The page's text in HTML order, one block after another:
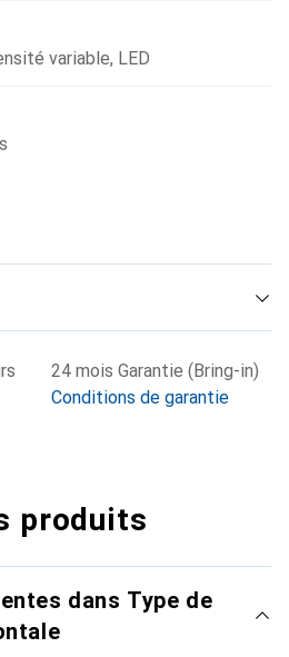
variable, LED
24 mois Garantie (Bring-in)
Conditions de garantie
produits
dans Type de